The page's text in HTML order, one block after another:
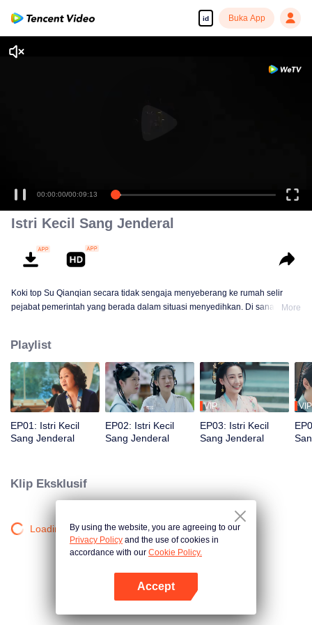
id Buka App
00:00:00/00:09:13
Istri Kecil Sang Jenderal
Koki top Su Qianqian secara tidak sengaja menyeberang ke rumah selir
pejabat pemerintah yang berada dalam situasi menyedihkan. Di sana iaMore
Playlist
EP01: Istri Kecil
Sang Jenderal
EP02: Istri Kecil
Sang Jenderal
VIP
EP03: Istri Kecil
Sang Jenderal
VIP
Klip Eksklusif
Loading…By using the website, you are agreeing to our
Privacy Policy and the use of cookies in
accordance with our Cookie Policy.
Accept